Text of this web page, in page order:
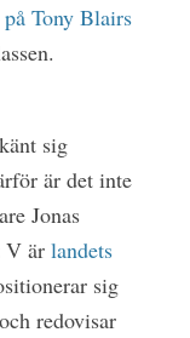
Tony Blairs
sig
är det inte
Jonas
V är landets
sig
redovisar